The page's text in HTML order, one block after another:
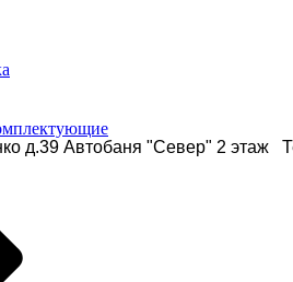
д.39 Автобаня "Север" 2 этаж